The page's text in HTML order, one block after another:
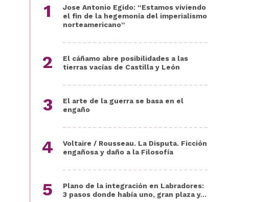
Jose Antonio Egido: “Estamos viviendo
el fin de la hegemonía del imperialismo
norteamericano”
El cáñamo abre posibilidades a las
tierras vacías de Castilla y León
El arte de la guerra se basa en el
engaño
Voltaire / Rousseau. La Disputa. Ficción
engañosa y daño a la Filosofía
Plano de la integración en Labradores:
3 pasos donde había uno, gran plaza y...